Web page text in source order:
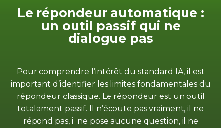
Le répondeur automatique :
un outil passif qui ne
dialogue pas
Pour comprendre l’intérêt du standard IA, il est
important d’identifier les limites fondamentales du
répondeur classique. Le répondeur est un outil
totalement passif. Il n’écoute pas vraiment, il ne
répond pas, il ne pose aucune question, il ne